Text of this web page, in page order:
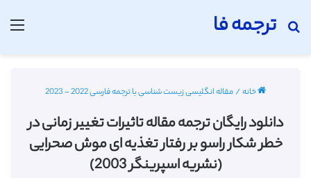
ترجمه فا
جستجو برای
خانه/مقاله انگلیسی زیست شناسی با ترجمه فارسی 2022 - 2023
دانلود رایگان ترجمه مقاله تاثیرات تغییر زمانی در
خطر شکار راسو بر رفتار تغذیه ای موش صحرایی
(نشریه اسپرینگر 2003)